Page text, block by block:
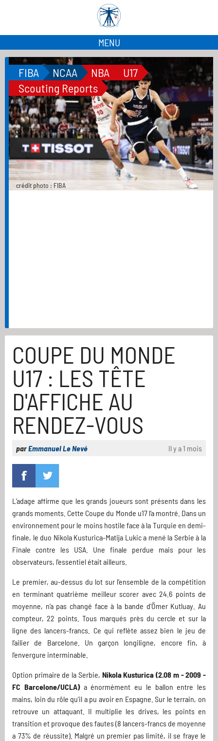
MENU
crédit photo : FIBA
FIBA NCAA NBA
U17
Scouting Reports
COUPE DU MONDE
U17 : LES TÊTE
D'AFFICHE AU
RENDEZ-VOUS
parEmmanuel Le Nevé Il y a 1 mois
L’adage affirme que les grands joueurs sont présents dans les
grands moments. Cette Coupe du Monde u17 l’a montré. Dans un
environnement pour le moins hostile face à la Turquie en demi-
finale, le duo Nikola Kusturica-Matija Lukic a mené la Serbie à la
Finale contre les USA. Une finale perdue mais pour les
observateurs, l'essentiel était ailleurs.
Le premier, au-dessus du lot sur l’ensemble de la compétition
en terminant quatrième meilleur scorer avec 24.6 points de
moyenne, n’a pas changé face à la bande d’Ömer Kutluay. Au
compteur, 22 points. Tous marqués près du cercle et sur la
ligne des lancers-francs. Ce qui reflète assez bien le jeu de
l’ailier de Barcelone. Un garçon longiligne, encore fin, à
l’envergure interminable.
Option primaire de la Serbie, Nikola Kusturica (2.08 m - 2009 -
FC Barcelone/UCLA)a énormément eu le ballon entre les
mains, loin du rôle qu’il a pu avoir en Espagne. Sur le terrain, on
retrouve un attaquant. Il multiplie les drives, les points en
transition et provoque des fautes (8 lancers-francs de moyenne
a 73% de réussite). Malgré un premier pas limité, il se fraye le